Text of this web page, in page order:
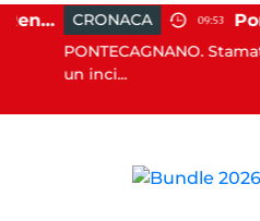
Capaccio Paestum, Adele Renna: "Serve cambio di passo e nuova stagione politica" CRONACA 09:53
PONTECAGNANO.
un inci...